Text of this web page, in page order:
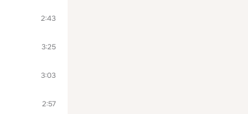
2:43
3:25
3:03
2:57